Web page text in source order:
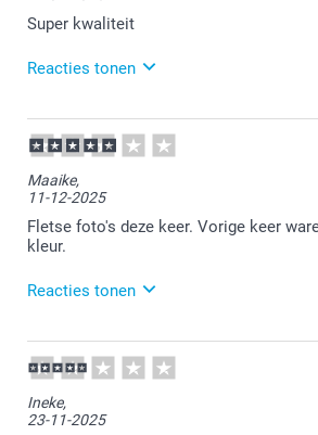
Super kwaliteit
Reacties tonen
13-02-2026
14:05
Bedankt voor je review. Heel fijn
met de kwaliteit. Veel plezier van
Maaike,
11-12-2025
Fletse foto's deze keer. Vorige keer
kleur.
Reacties tonen
16-12-2025
13:14
Dat is vervelend om te lezen. Als
kijken graag met je mee.
Ineke,
23-11-2025